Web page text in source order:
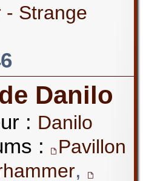
- Strange
Danilo
: Danilo
:
Pavillon
,